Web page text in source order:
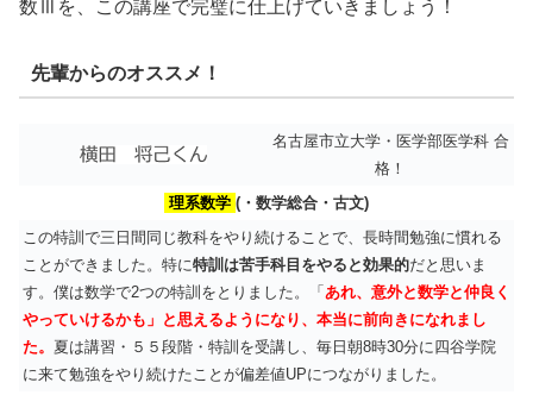
数Ⅲを、この講座で完璧に仕上げていきましょう！
先輩からのオススメ！
名古屋市立大学・医学部医学科 合
格！
理系数学 (・数学総合・古文)
この特訓で三日間同じ教科をやり続けることで、長時間勉強に慣れる
ことができました。特に特訓は苦手科目をやると効果的だと思いま
す。僕は数学で2つの特訓をとりました。「あれ、意外と数学と仲良く
やっていけるかも」と思えるようになり、本当に前向きになれまし
た。 夏は講習・５５段階・特訓を受講し、毎日朝8時30分に四谷学院
に来て勉強をやり続けたことが偏差値UPにつながりました。